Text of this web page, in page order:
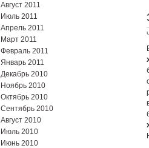
Август 2011
Июль 2011
Апрель 2011
Март 2011
Февраль 2011
Январь 2011
Декабрь 2010
Ноябрь 2010
Октябрь 2010
Сентябрь 2010
Август 2010
Июль 2010
Июнь 2010